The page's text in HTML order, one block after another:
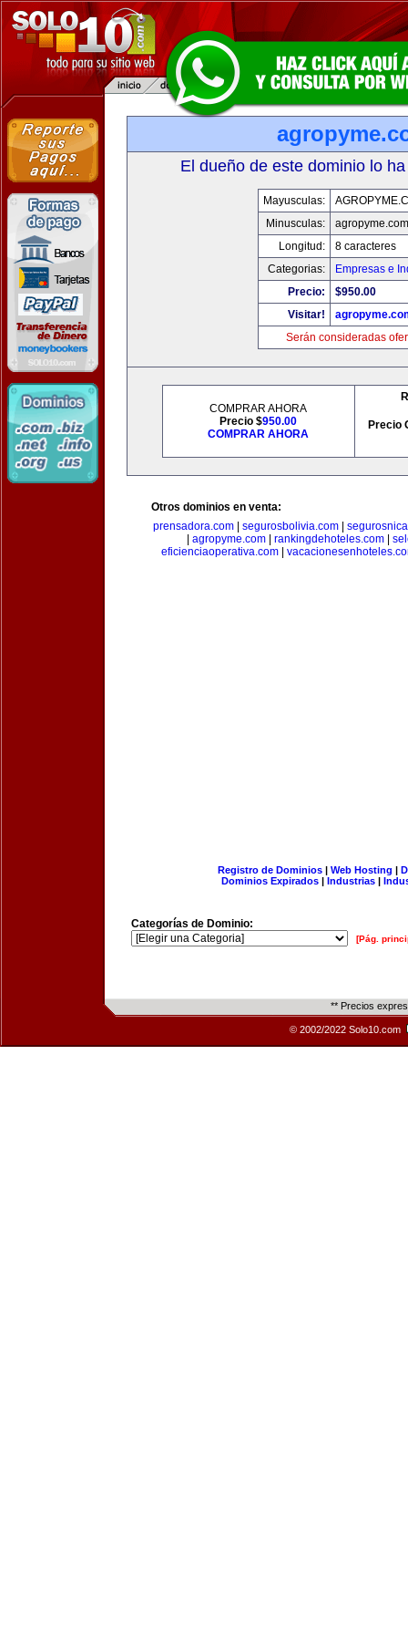
El dueño de este dominio lo
Mayusculas:
Minusculas:
agropyme.com
Longitud:
8 caracteres
Categorias:
Empresas e
Precio:
$950.00
Visitar!
Serán consideradas
COMPRAR AHORA
Precio $950.00
COMPRAR AHORA
Precio
Otros dominios en venta:
prensadora.com| segurosbolivia.com|
agropyme.com| rankingdehoteles.com|
eficienciaoperativa.com
Registro de Dominios| Web Hosting |
Dominios Expirados | Industrias |
Categorías de Dominio:
[Pág.
** Precios
© 2002/2022 Solo10.com